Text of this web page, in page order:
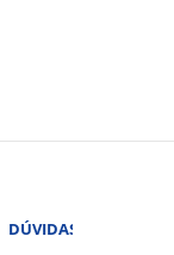
DÚVIDAS?